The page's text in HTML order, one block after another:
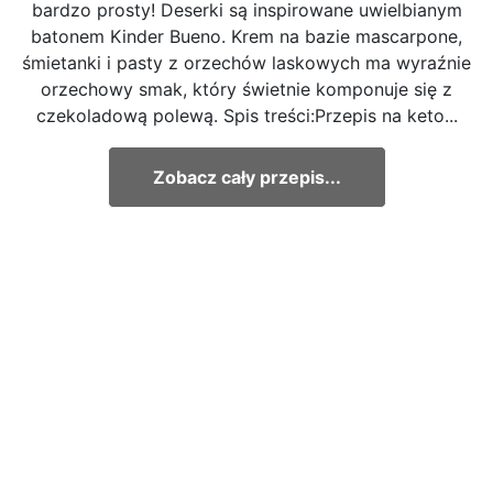
bardzo prosty! Deserki są inspirowane uwielbianym
batonem Kinder Bueno. Krem na bazie mascarpone,
śmietanki i pasty z orzechów laskowych ma wyraźnie
orzechowy smak, który świetnie komponuje się z
czekoladową polewą. Spis treści:Przepis na keto...
Zobacz cały przepis...